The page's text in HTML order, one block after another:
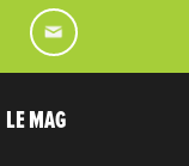
LE MAG